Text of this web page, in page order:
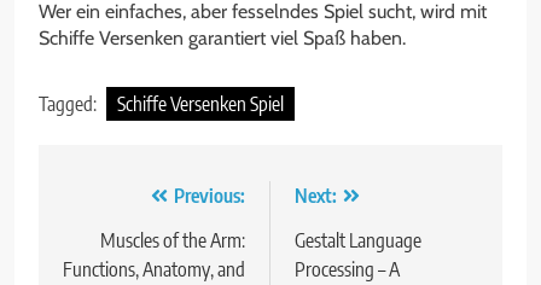
Wer ein einfaches, aber fesselndes Spiel sucht, wird mit
Schiffe Versenken garantiert viel Spaß haben.
Tagged: Schiffe Versenken Spiel
navigation
Previous:
Muscles of the Arm:
Functions, Anatomy, and
Next:
Gestalt Language
Processing – A